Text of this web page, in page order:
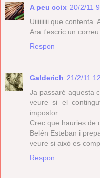
A peu coix 20/2/11
Uiiiiiiiii que contenta.
Ara t'escric un
Respon
Galderich 21/2/11
Ja passaré aquesta
veure si el
impostor.
Crec que hauries de
Belén Esteban i
veure si això es
Respon